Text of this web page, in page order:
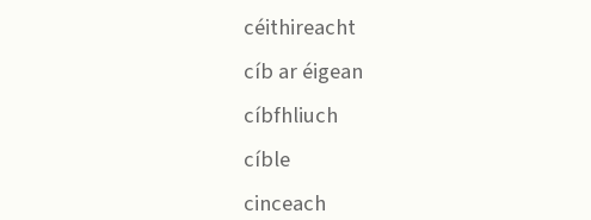
céithireacht
cíb ar éigean
cíbfhliuch
cíble
cinceach